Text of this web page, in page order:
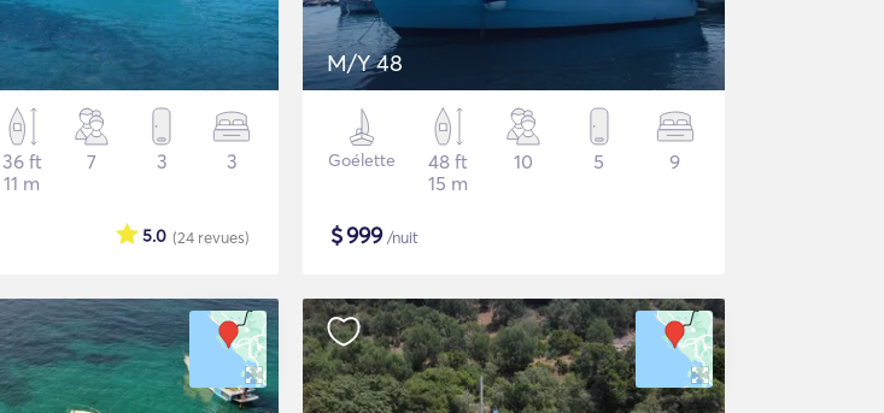
36 ft
11 m
7 3 3
(24 revues)
5.0
M/Y 48
Goélette
48 ft
15 m
10 5 9
$999/nuit